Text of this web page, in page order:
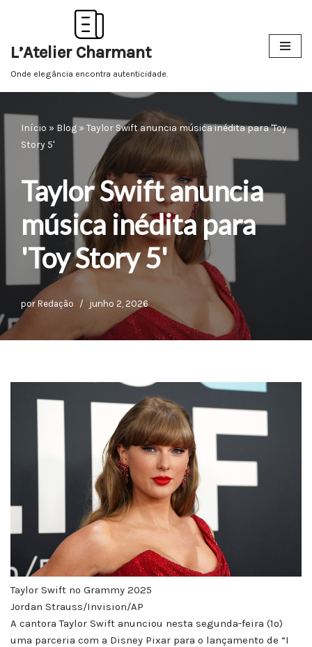
para
o
L’Atelier Charmant
Onde elegância encontra autenticidade.
Início » Blog » Taylor Swift anuncia música inédita para 'Toy
Story 5'
Taylor Swift anuncia
música inédita para
'Toy Story 5'
por Redação junho 2, 2026
Taylor Swift no Grammy 2025
Jordan Strauss/Invision/AP
A cantora Taylor Swift anunciou nesta segunda-feira (1º)
uma parceria com a Disney Pixar para o lançamento de “I